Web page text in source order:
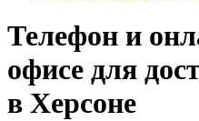
Телефон и
офисе для
в Херсоне